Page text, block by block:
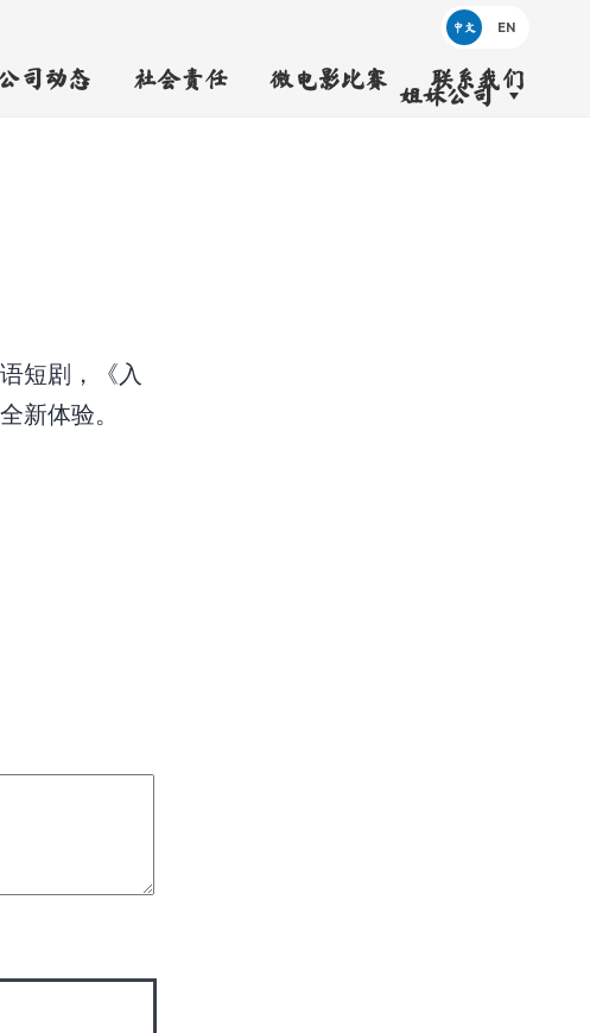
中文
司动态 社会责任 微电影比赛 联系我们
姐妹公司
短剧，《入
新体验。